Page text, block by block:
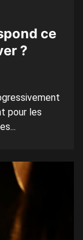
ce
?
pour les